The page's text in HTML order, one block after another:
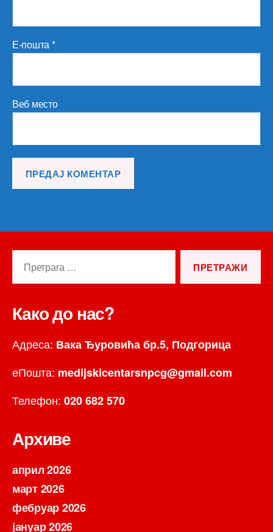
Е-пошта*
Веб место
Како до нас?
Адреса: Вака Ђуровића бр.5, Подгорица
еПошта: medijskicentarsnpcg@gmail.com
Телефон: 020 682 570
Архиве
април 2026
март 2026
фебруар 2026
јануар 2026